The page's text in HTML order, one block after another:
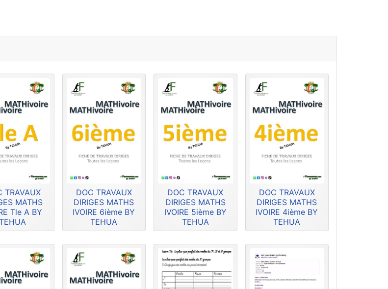
TRAVAUX
MATHS
Tle A BY
DOC TRAVAUX
DIRIGES MATHS
IVOIRE 6ième BY
TEHUA
DOC TRAVAUX
DIRIGES MATHS
IVOIRE 5ième BY
TEHUA
DOC TRAVAUX
DIRIGES MATHS
IVOIRE 4ième BY
TEHUA